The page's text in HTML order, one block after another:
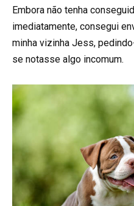
Embora não tenha
imediatamente, consegui
minha vizinha Jess,
se notasse algo incomum.